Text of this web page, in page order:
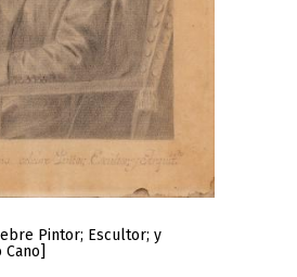
Pintor; Escultor; y
Cano]